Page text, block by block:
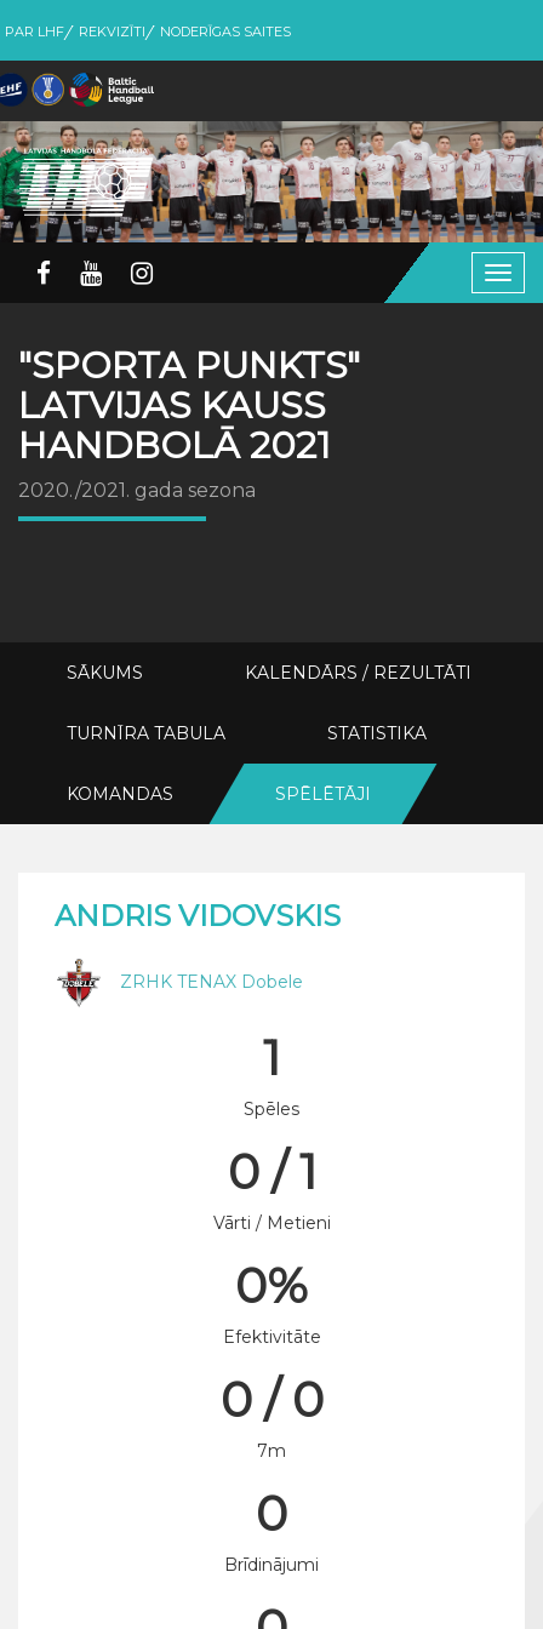
PAR LHF REKVIZĪTI NODERĪGAS SAITES
"SPORTA PUNKTS"
LATVIJAS KAUSS
HANDBOLĀ 2021
2020./2021. gada sezona
SĀKUMS KALENDĀRS / REZULTĀTI
TURNĪRA TABULA STATISTIKA
KOMANDAS SPĒLĒTĀJI
ANDRIS VIDOVSKIS
ZRHK TENAX Dobele
1
Spēles
0 / 1
Vārti / Metieni
0%
Efektivitāte
0 / 0
7m
0
Brīdinājumi